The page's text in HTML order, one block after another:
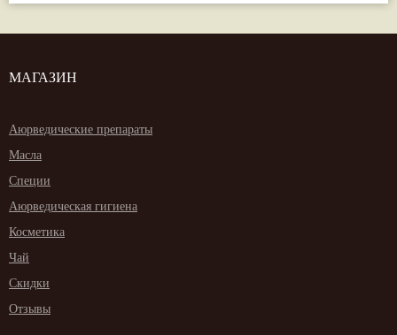
МАГАЗИН
Аюрведические препараты
Масла
Специи
Аюрведическая гигиена
Косметика
Чай
Скидки
Отзывы